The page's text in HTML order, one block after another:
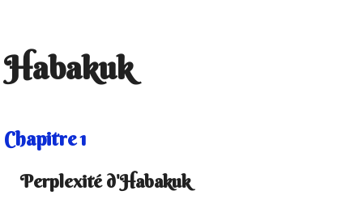
Habakuk
Chapitre 1
Perplexité d'Habakuk